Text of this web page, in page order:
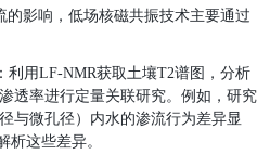
的影响 ，低场核磁共振技术主要通过
：利用LF-NMR获取土壤T2谱图，分析
透率进行定量关联研究。例如，研究
与微孔径）内水的渗流行为差异显
析这些差异。